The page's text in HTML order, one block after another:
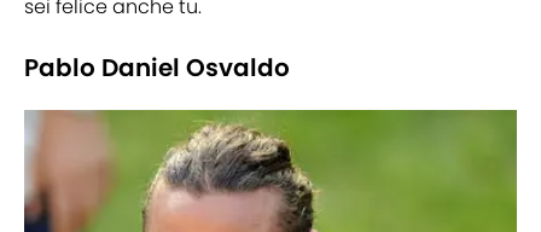
sei felice anche tu.
Pablo Daniel Osvaldo